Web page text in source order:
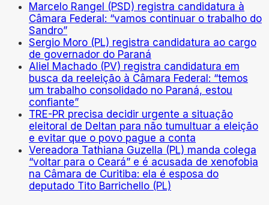
Marcelo Rangel (PSD) registra candidatura à
Câmara Federal: “vamos continuar o trabalho do
Sandro”
Sergio Moro (PL) registra candidatura ao cargo
de governador do Paraná
Aliel Machado (PV) registra candidatura em
busca da reeleição à Câmara Federal: “temos
um trabalho consolidado no Paraná, estou
confiante”
TRE-PR precisa decidir urgente a situação
eleitoral de Deltan para não tumultuar a eleição
e evitar que o povo pague a conta
Vereadora Tathiana Guzella (PL) manda colega
“voltar para o Ceará” e é acusada de xenofobia
na Câmara de Curitiba: ela é esposa do
deputado Tito Barrichello (PL)